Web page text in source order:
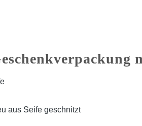
aus Seife geschnitzt